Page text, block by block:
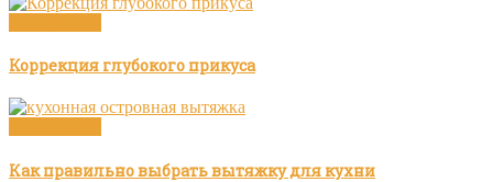
Коррекция глубокого прикуса
Как правильно выбрать вытяжку для кухни